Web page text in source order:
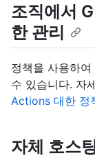
조직에서
한 관리
정책을 사용하
수 있습니다. 자
Actions 대한 정
자체 호스